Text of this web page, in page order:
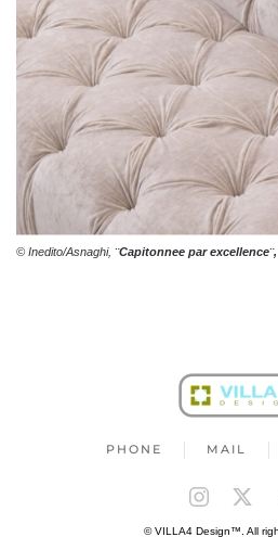
© Inedito/Asnaghi, ¨Capitonnee par
PHONE MAIL
© VILLA4 Design™. All